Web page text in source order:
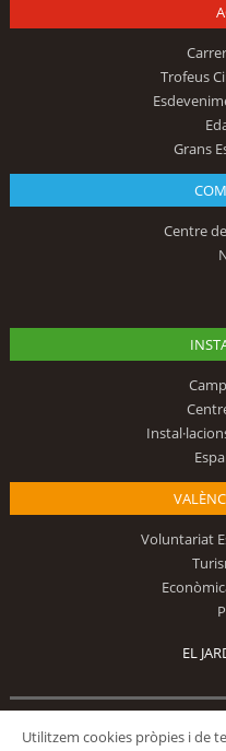
Trofeus
Grans
Centre
Voluntariat
EL
Utilitzem cookies pròpies i de